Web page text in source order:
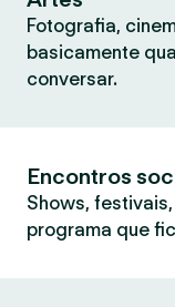
Fotografia,
basicamente
conversar.
Encontros
Shows,
programa que